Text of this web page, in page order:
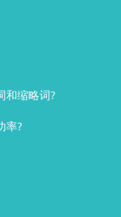
和缩略词?
率?